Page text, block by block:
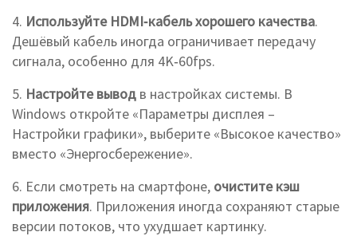
4. Используйте HDMI‑кабель хорошего качества.
Дешёвый кабель иногда ограничивает передачу
сигнала, особенно для 4K‑60fps.
5. Настройте вывод в настройках системы. В
Windows откройте «Параметры дисплея –
Настройки графики», выберите «Высокое качество»
вместо «Энергосбережение».
6. Если смотреть на смартфоне, очистите кэш
приложения. Приложения иногда сохраняют старые
версии потоков, что ухудшает картинку.